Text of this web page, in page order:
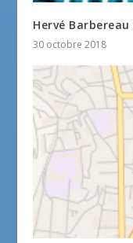
Hervé
30 octobre 2018